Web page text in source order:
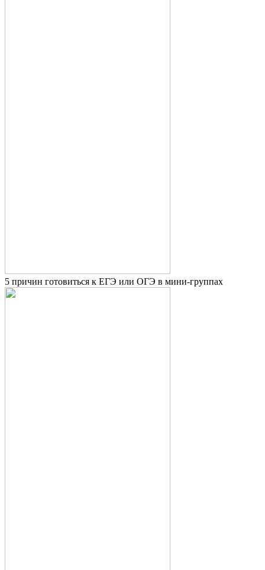
5 причин готовиться к ЕГЭ или ОГЭ в мини-группах